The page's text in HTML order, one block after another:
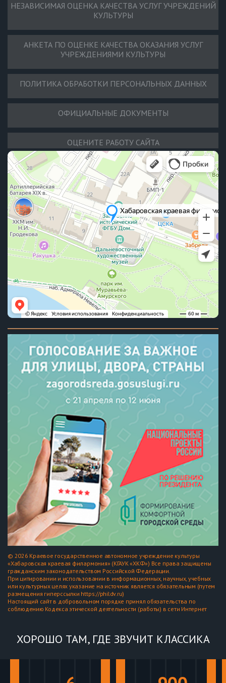
НЕЗАВИСИМАЯ ОЦЕНКА КАЧЕСТВА УСЛУГ УЧРЕЖДЕНИЙ
КУЛЬТУРЫ
АНКЕТА ПО ОЦЕНКЕ КАЧЕСТВА ОКАЗАНИЯ УСЛУГ
УЧРЕЖДЕНИЯМИ КУЛЬТУРЫ
ПОЛИТИКА ОБРАБОТКИ ПЕРСОНАЛЬНЫХ ДАННЫХ
ОФИЦИАЛЬНЫЕ ДОКУМЕНТЫ
ОЦЕНИТЕ РАБОТУ САЙТА
© 2026 Краевое государственное автономное учреждение культуры
«Хабаровская краевая филармония» (КГАУК «ХКФ») Все права защищены
гражданским законодательством Российской Федерации.
При цитировании и использовании в информационных, научных, учебных
или культурных целях указание на источник является обязательным (путем
размещения гиперссылки https://phildv.ru)
Настоящий сайт в добровольном порядке принял обязательства по
соблюдению Кодекса этической деятельности (работы) в сети Интернет
ХОРОШО ТАМ, ГДЕ ЗВУЧИТ КЛАССИКА